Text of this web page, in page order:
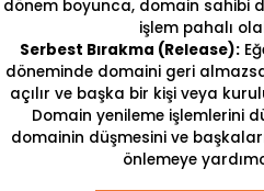
dönem boyunca, domain sahibi
işlem pahalı
Serbest Bırakma (Release):
döneminde domaini geri
açılır ve başka bir kişi veya
Domain yenileme işlemlerini
domainin düşmesini ve
önlemeye